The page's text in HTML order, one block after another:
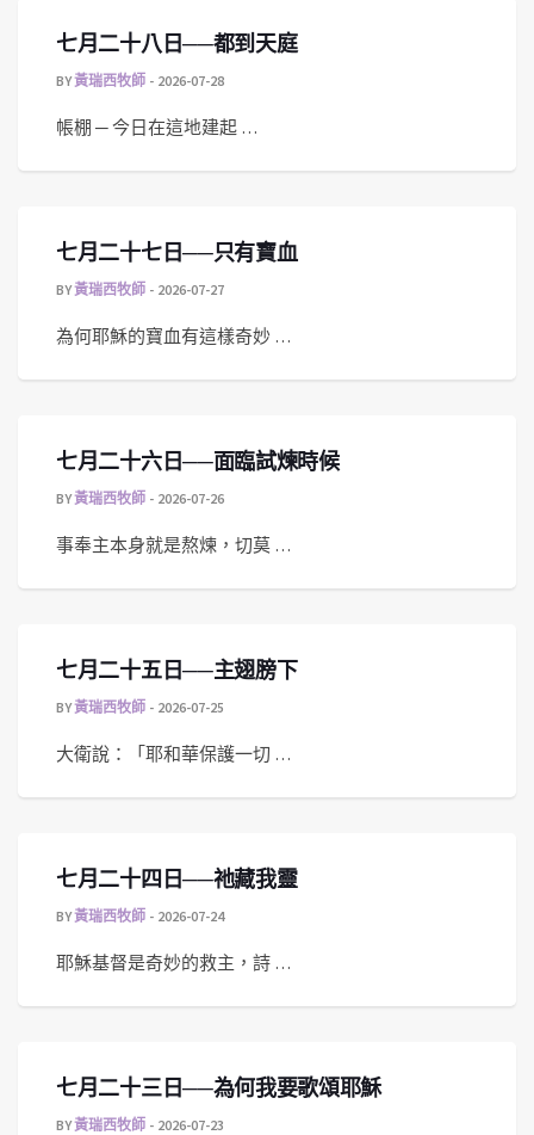
七月二十八日──都到天庭
BY黃瑞西牧師 2026-07-28
帳棚 ─ 今日在這地建起 …
七月二十七日──只有寶血
BY黃瑞西牧師 2026-07-27
為何耶穌的寶血有這樣奇妙 …
七月二十六日──面臨試煉時候
BY黃瑞西牧師 2026-07-26
事奉主本身就是熬煉，切莫 …
七月二十五日──主翅膀下
BY黃瑞西牧師 2026-07-25
大衛說：「耶和華保護一切 …
七月二十四日──祂藏我靈
BY黃瑞西牧師 2026-07-24
耶穌基督是奇妙的救主，詩 …
七月二十三日──為何我要歌頌耶穌
BY黃瑞西牧師 2026-07-23